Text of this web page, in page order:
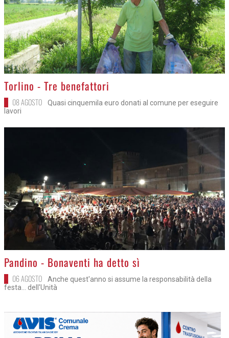
>
Torlino - Tre benefattori
08 AGOSTO
Quasi cinquemila euro donati al comune per eseguire
lavori
>
Pandino - Bonaventi ha detto sì
06 AGOSTO
Anche quest'anno si assume la responsabilità della
festa... dell'Unità